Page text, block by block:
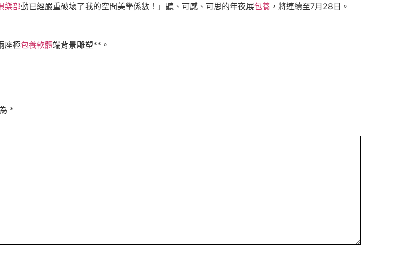
樂部動已經嚴重破壞了我的空間美學係數！」聽、可感、可思的年夜展包養 ，將連續至7月28日。
座極包養軟體端背景雕塑**。
*